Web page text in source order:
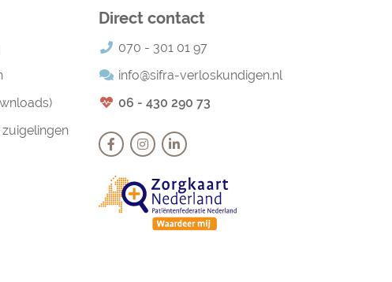
Direct contact
070 - 301 01 97
info@sifra-verloskundigen.nl
06 - 430 290 73